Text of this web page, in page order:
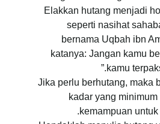
Elakkan hutang menjadi
seperti nasihat
bernama Uqbah ibn
katanya: Jangan kamu
kamu
Jika perlu berhutang, maka
kadar yang
kemampuan